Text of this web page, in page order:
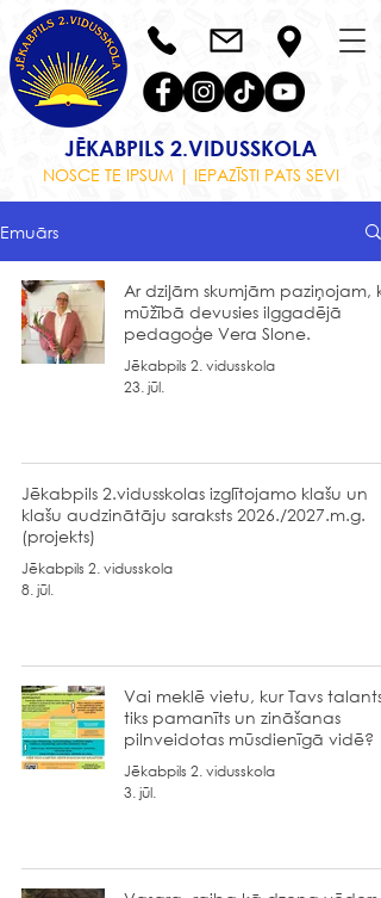
JĒKABPILS 2.VIDUSSKOLA
NOSCE TE IPSUM | IEPAZĪSTI PATS SEVI
Emuārs
Ar dziļām skumjām paziņojam,
mūžībā devusies ilggadējā
pedagoģe Vera Slone.
Jēkabpils 2. vidusskola
23. jūl.
Jēkabpils 2.vidusskolas izglītojamo klašu un
klašu audzinātāju saraksts 2026./2027.m.g.
(projekts)
Jēkabpils 2. vidusskola
8. jūl.
Vai meklē vietu, kur Tavs talants
tiks pamanīts un zināšanas
pilnveidotas mūsdienīgā vidē?
Jēkabpils 2. vidusskola
3. jūl.